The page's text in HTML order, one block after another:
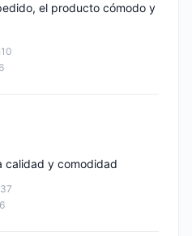
el producto cómodo y
calidad y comodidad